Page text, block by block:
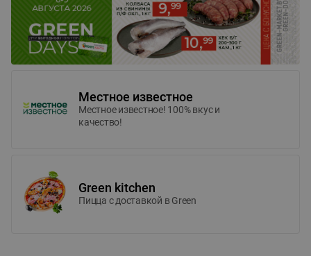
Местное известное
Местное известное! 100% вкус и
качество!
Green kitchen
Пицца c доставкой в Green